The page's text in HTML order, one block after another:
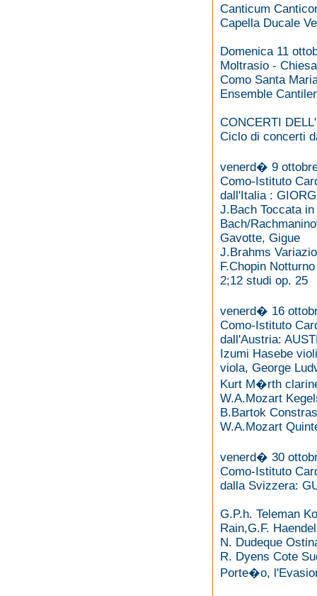
Canticum
Capella Ducale
Domenica 11
Moltrasio -
Como Santa
Ensemble
CONCERTI
Ciclo di concerti
venerd� 9
Como-Istituto
dall'Italia :
J.Bach Toccata
Bach/
Gavotte, Gigue
J.Brahms
F.Chopin
2;12 studi op. 25
venerd� 16
Como-Istituto
dall'Austria:
Izumi Hasebe
viola, George
Kurt M�rth
W.A.Mozart
B.Bartok
W.A.Mozart
venerd� 30
Como-Istituto
dalla Svizzera:
G.P.h. Teleman
Rain,G.F.
N. Dudeque
R. Dyens Cote
Porte�o,